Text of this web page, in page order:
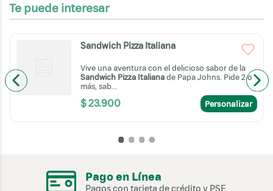
Te puede interesar
Sandwich Pizza Italiana
Vive una aventura con el delicioso sabor de la
Sandwich Pizza Italianade Papa Johns. Pide 2 o
más, sab...
$23.900 Personalizar
Pago en Línea
Pagos con tarjeta de crédito y PSE